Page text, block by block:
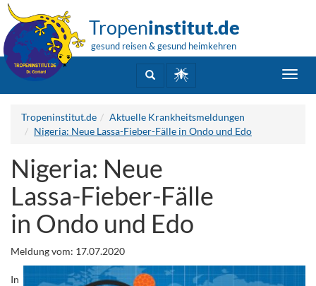
Tropeninstitut.de
gesund reisen & gesund heimkehren
Tropeninstitut.de
Aktuelle Krankheitsmeldungen
Nigeria: Neue Lassa-Fieber-Fälle in Ondo und Edo
Nigeria: Neue
Lassa-Fieber-Fälle
in Ondo und Edo
Meldung vom: 17.07.2020
In